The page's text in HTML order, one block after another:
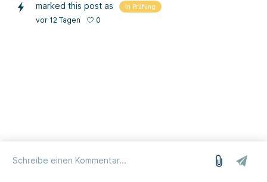
marked this post as In Prüfung
vor 12 Tagen 0